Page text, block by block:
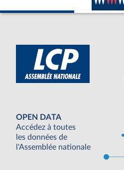
OPEN DATA
Accédez à toutes
les données de
l'Assemblée nationale